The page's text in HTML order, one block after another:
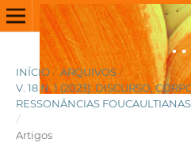
INÍCIO / ARQUIVOS /
V. 18 N. 1 (2023): DISCURSO,
RESSONÂNCIAS FOUCAULTIANAS
/
Artigos